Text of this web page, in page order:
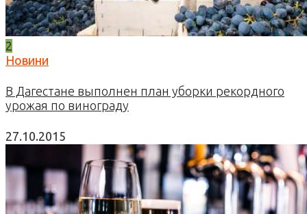
2
Новини
В Дагестане выполнен план уборки рекордного
урожая по винограду
27.10.2015